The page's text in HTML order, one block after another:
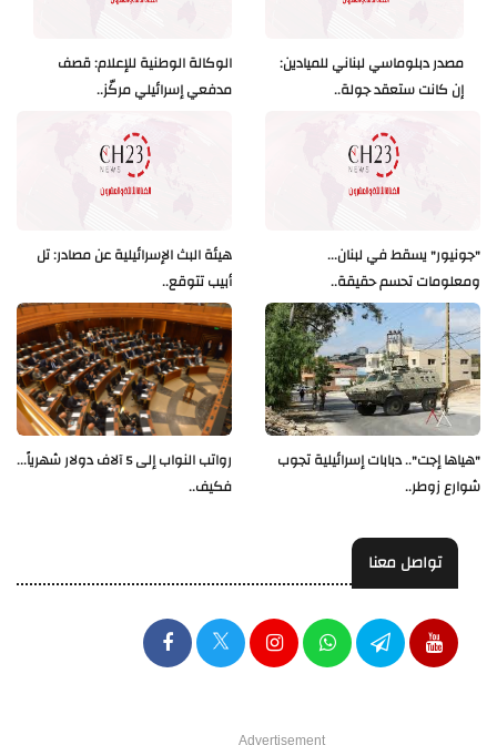
الوكالة الوطنية للإعلام: قصف
مدفعي إسرائيلي مركّز..
مصدر دبلوماسي لبناني للميادين:
إن كانت ستعقد جولة..
هيئة البث الإسرائيلية عن مصادر: تل
أبيب تتوقع..
"جونيور" يسقط في لبنان...
ومعلومات تحسم حقيقة..
رواتب النواب إلى 5 آلاف دولار شهرياً...
فكيف..
"هياها إجت".. دبابات إسرائيلية تجوب
شوارع زوطر..
تواصل معنا
Advertisement